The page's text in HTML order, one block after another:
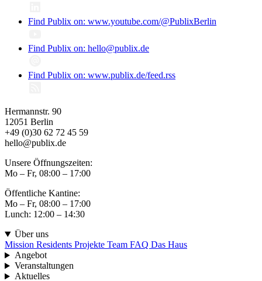
Find Publix on: www.youtube.com/@PublixBerlin
Find Publix on: hello@publix.de
Find Publix on: www.publix.de/feed.rss
Hermannstr. 90
12051 Berlin
+49 (0)30 62 72 45 59
hello@publix.de
Unsere Öffnungszeiten:
Mo – Fr, 08:00 – 17:00
Öffentliche Kantine:
Mo – Fr, 08:00 – 17:00
Lunch: 12:00 – 14:30
Über uns
Mission Residents Projekte Team FAQ Das Haus
Angebot
Veranstaltungen
Aktuelles